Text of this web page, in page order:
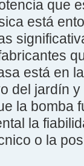
que
está
está en
del jardín
la bomba
la
o la